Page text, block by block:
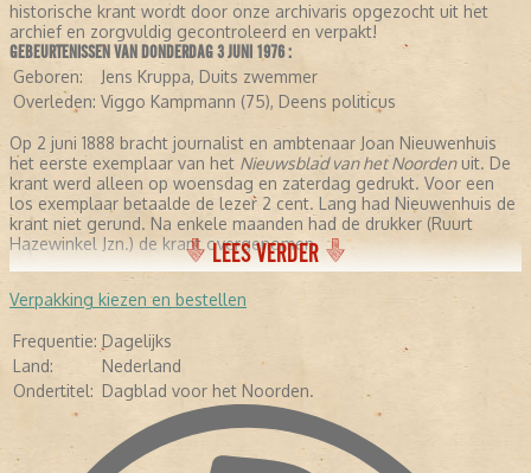
historische krant wordt door onze archivaris opgezocht uit het
archief en zorgvuldig gecontroleerd en verpakt!
GEBEURTENISSEN VAN DONDERDAG 3 JUNI 1976 :
Geboren:
Jens Kruppa, Duits zwemmer
Overleden: Viggo Kampmann (75), Deens politicus
Op 2 juni 1888 bracht journalist en ambtenaar Joan Nieuwenhuis
het eerste exemplaar van het Nieuwsblad van het Noordenuit. De
krant werd alleen op woensdag en zaterdag gedrukt. Voor een
los exemplaar betaalde de lezer 2 cent. Lang had Nieuwenhuis de
krant niet gerund. Na enkele maanden had de drukker (Ruurt
Hazewinkel Jzn.) de krant overgenomen,
LEES VERDER
Verpakking kiezen en bestellen
Frequentie: Dagelijks
Land:
Nederland
Ondertitel: Dagblad voor het Noorden.